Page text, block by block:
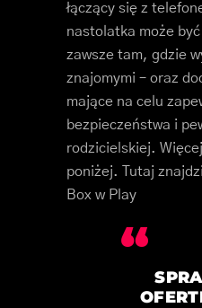
łączący się z
nastolatka może
zawsze tam, gdzie
znajomymi – oraz
mające na celu
bezpieczeństwa i
rodzicielskiej.
poniżej. Tutaj
Box w Play